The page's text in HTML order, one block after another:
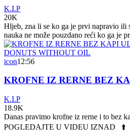
K.I.P
20K
Hljeb, zna li se ko ga je prvi napravio ili
nauka ne može pouzdano reći ko ga je
icon12:56
KROFNE IZ RERNE BEZ
K.I.P
18.9K
Danas pravimo krofne iz rerne i to bez
POGLEDAJTE U VIDEU IZNAD ⬆️